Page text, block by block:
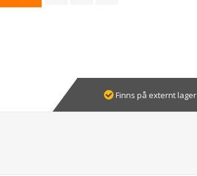
Finns på externt lager